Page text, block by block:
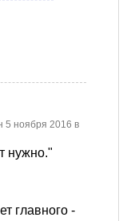
5 ноября 2016 в
нужно."
главного -